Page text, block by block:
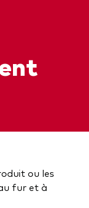
ou les
fur et à